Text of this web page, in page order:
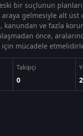
bir suçlunun
gelmesiyle alt
ve fazla
önce,
mücadele
Takipçi
0